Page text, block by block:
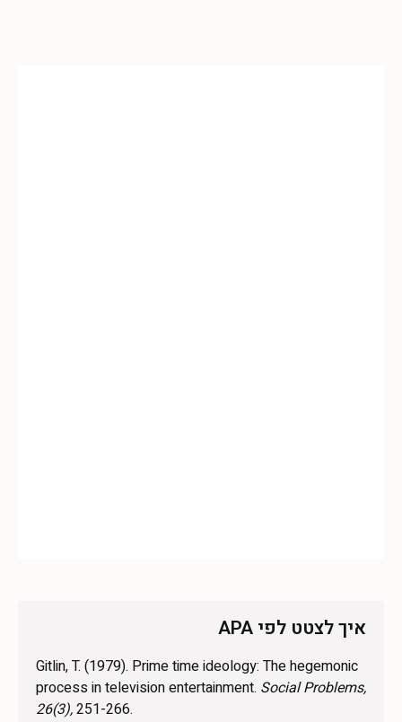
איך לצטט לפי APA
Gitlin, T. (1979). Prime time ideology: The hegemonic
process in television entertainment. Social Problems,
26(3),